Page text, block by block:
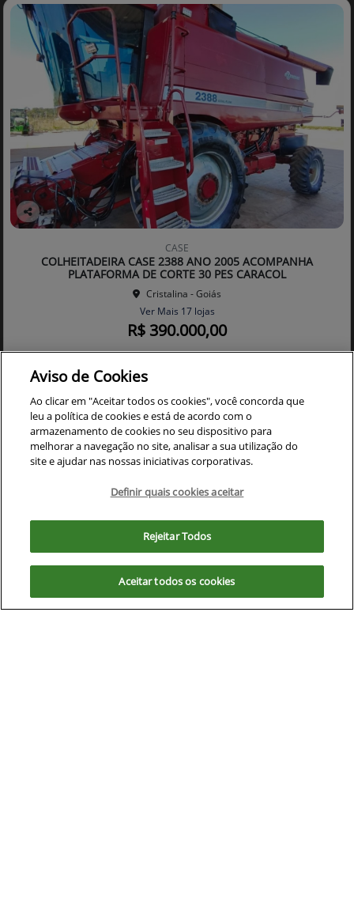
Co
CASE
COLHEITADEIRA CASE 2388 ANO 2005 ACOMPANHA
PLATAFORMA DE CORTE 30 PES CARACOL
Cristalina - Goiás
Ver Mais 17 lojas
R$ 390.000,00
0 km
Mais informações
. Ao seguir com a navegação e visita você
concorda com nossas políticas.
Aviso de Cookies
Ao clicar em "Aceitar todos os cookies", você concorda que
leu a política de cookies e está de acordo com o
armazenamento de cookies no seu dispositivo para
melhorar a navegação no site, analisar a sua utilização do
site e ajudar nas nossas iniciativas corporativas.
Definir quais cookies aceitar
Rejeitar Todos
Aceitar todos os cookies